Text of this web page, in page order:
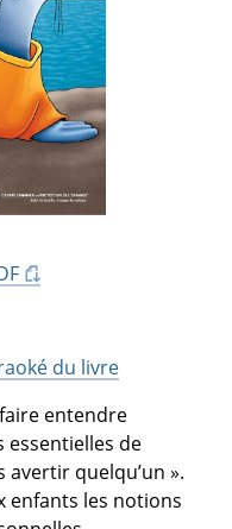
du livre
entendre
essentielles de
avertir quelqu’un ».
enfants les notions